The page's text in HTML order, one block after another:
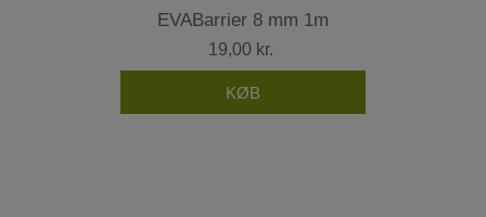
EVABarrier 8 mm 1m
19,00 kr.